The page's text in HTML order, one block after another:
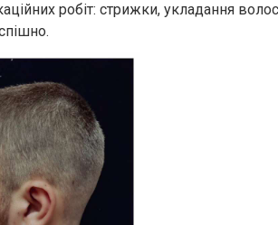
робіт: стрижки, укладання